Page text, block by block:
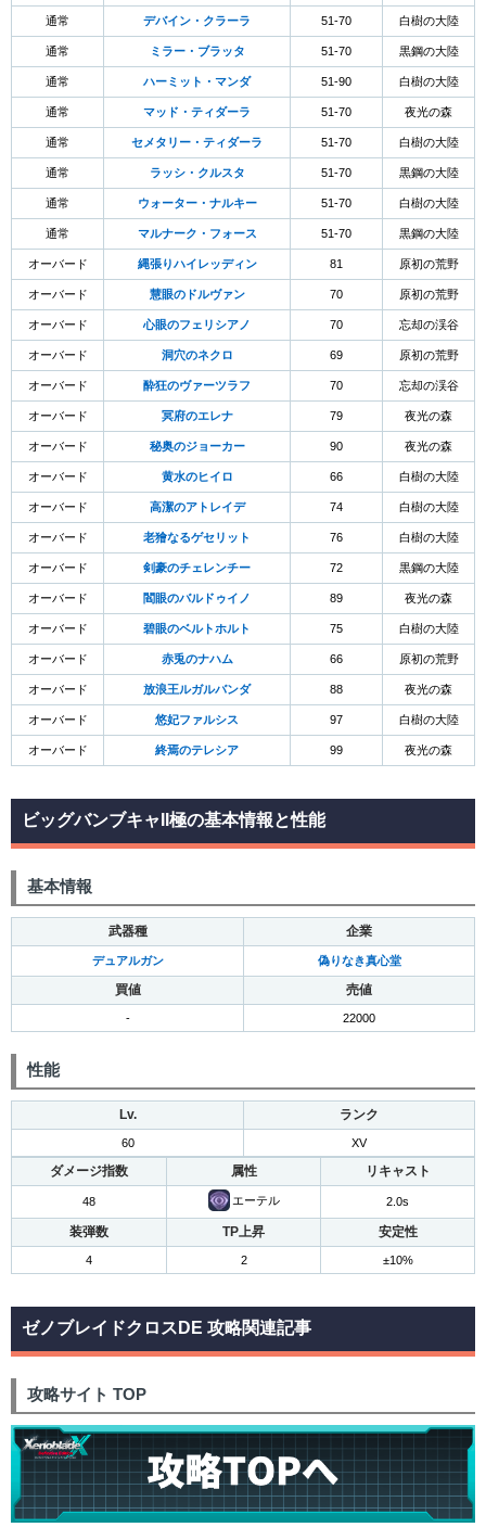
通常 デバイン・クラーラ 51-70 白樹の大陸
通常 ミラー・ブラッタ 51-70 黒鋼の大陸
通常 ハーミット・マンダ 51-90 白樹の大陸
通常 マッド・ティダーラ 51-70 夜光の森
通常 セメタリー・ティダーラ 51-70 白樹の大陸
通常 ラッシ・クルスタ 51-70 黒鋼の大陸
通常 ウォーター・ナルキー 51-70 白樹の大陸
通常 マルナーク・フォース 51-70 黒鋼の大陸
オーバード 縄張りハイレッディン 81 原初の荒野
オーバード 慧眼のドルヴァン 70 原初の荒野
オーバード 心眼のフェリシアノ 70 忘却の渓谷
オーバード 洞穴のネクロ 69 原初の荒野
オーバード 酔狂のヴァーツラフ 70 忘却の渓谷
オーバード 冥府のエレナ 79 夜光の森
オーバード 秘奥のジョーカー 90 夜光の森
オーバード 黄水のヒイロ 66 白樹の大陸
オーバード 高潔のアトレイデ 74 白樹の大陸
オーバード 老獪なるゲセリット 76 白樹の大陸
オーバード 剣豪のチェレンチー 72 黒鋼の大陸
オーバード 閻眼のバルドゥイノ 89 夜光の森
オーバード 碧眼のベルトホルト 75 白樹の大陸
オーバード 赤兎のナハム 66 原初の荒野
オーバード 放浪王ルガルバンダ 88 夜光の森
オーバード 悠妃ファルシス 97 白樹の大陸
オーバード 終焉のテレシア 99 夜光の森
ビッグバンブキャII極の基本情報と性能
基本情報
武器種 企業
デュアルガン 偽りなき真心堂
買値 売値
- 22000
性能
Lv. ランク
60 XV
ダメージ指数 属性 リキャスト
48 エーテル 2.0s
装弾数 TP上昇 安定性
4 2 ±10%
ゼノブレイドクロスDE 攻略関連記事
攻略サイト TOP